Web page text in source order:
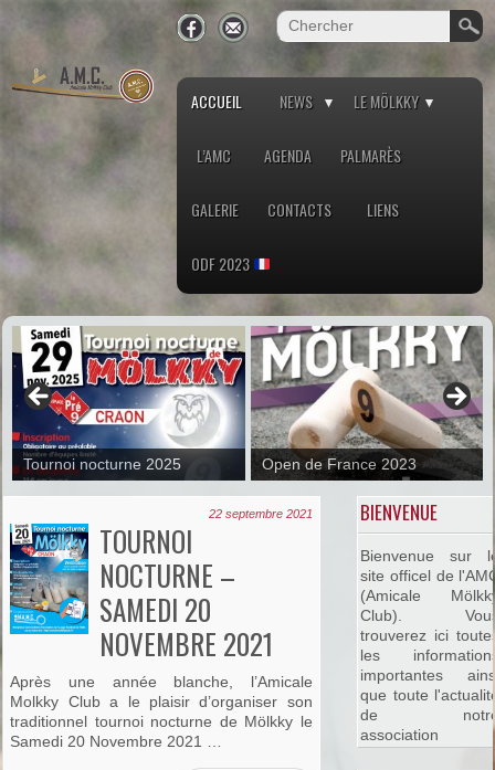
ACCUEIL NEWS LE MÖLKKY
L’AMC AGENDA PALMARÈS
GALERIE CONTACTS LIENS
ODF 2023
Tournoi nocturne 2025 Open de France 2023
22 septembre 2021
TOURNOI
NOCTURNE –
SAMEDI 20
NOVEMBRE 2021
Après une année blanche, l’Amicale
Molkky Club a le plaisir d’organiser son
traditionnel tournoi nocturne de Mölkky le
Samedi 20 Novembre 2021 …
BIENVENUE
Bienvenue sur
site officel de
(Amicale
Club).
trouverez ici
les
importantes
que toute
de
association